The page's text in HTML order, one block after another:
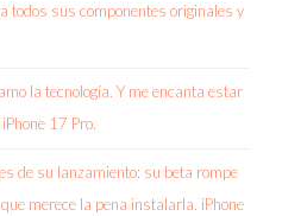
todos sus componentes originales y
la tecnología. Y me encanta estar
17 Pro.
de su lanzamiento: su beta rompe
merece la pena instalarla. iPhone